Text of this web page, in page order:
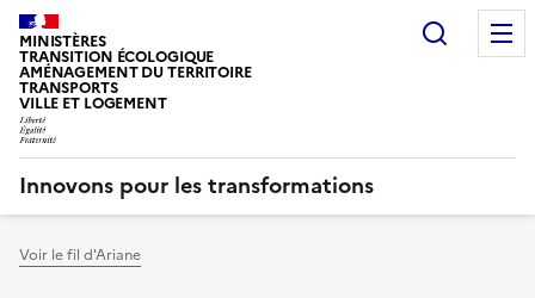
MINISTÈRES
TRANSITION ÉCOLOGIQUE
AMÉNAGEMENT DU TERRITOIRE
TRANSPORTS
VILLE ET LOGEMENT
Innovons pour les transformations
Voir le fil d'Ariane